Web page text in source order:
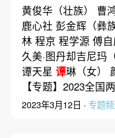
黄俊华（壮族） 曹
鹿心社 彭金辉（彝
林 程京 程学源 傅
久美·图丹却吉尼玛
谭天星 谭琳（女）
【专题】2023全
2023年3月12日 · 专题